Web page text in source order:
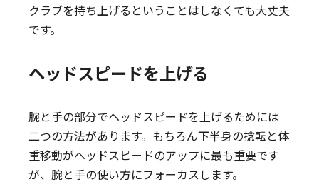
クラブを持ち上げるということはしなくても大丈夫
です。
ヘッドスピードを上げる
腕と手の部分でヘッドスピードを上げるためには
二つの方法があります。もちろん下半身の捻転と体
重移動がヘッドスピードのアップに最も重要です
が、腕と手の使い方にフォーカスします。